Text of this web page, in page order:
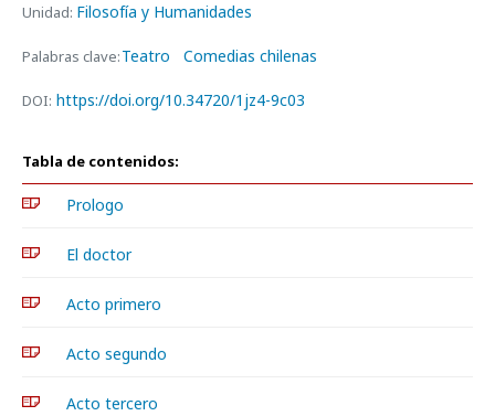
Unidad: Filosofía y Humanidades
Palabras clave:Teatro Comedias chilenas
DOI: https://doi.org/10.34720/1jz4-9c03
Tabla de contenidos:
Prologo
El doctor
Acto primero
Acto segundo
Acto tercero